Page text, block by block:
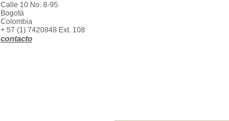
Calle 10 No. 8-95
Bogotá
Colombia
+ 57 (1) 7420848 Ext. 108
contacto